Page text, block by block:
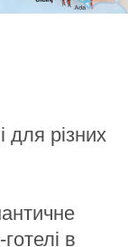
для різних
в